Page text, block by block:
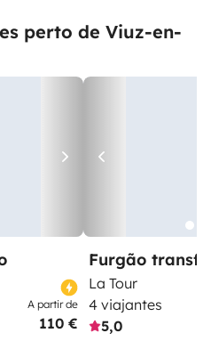
perto de Viuz-en-
A partir de
110 €
Furgão
La Tour
4 viajantes
5,0